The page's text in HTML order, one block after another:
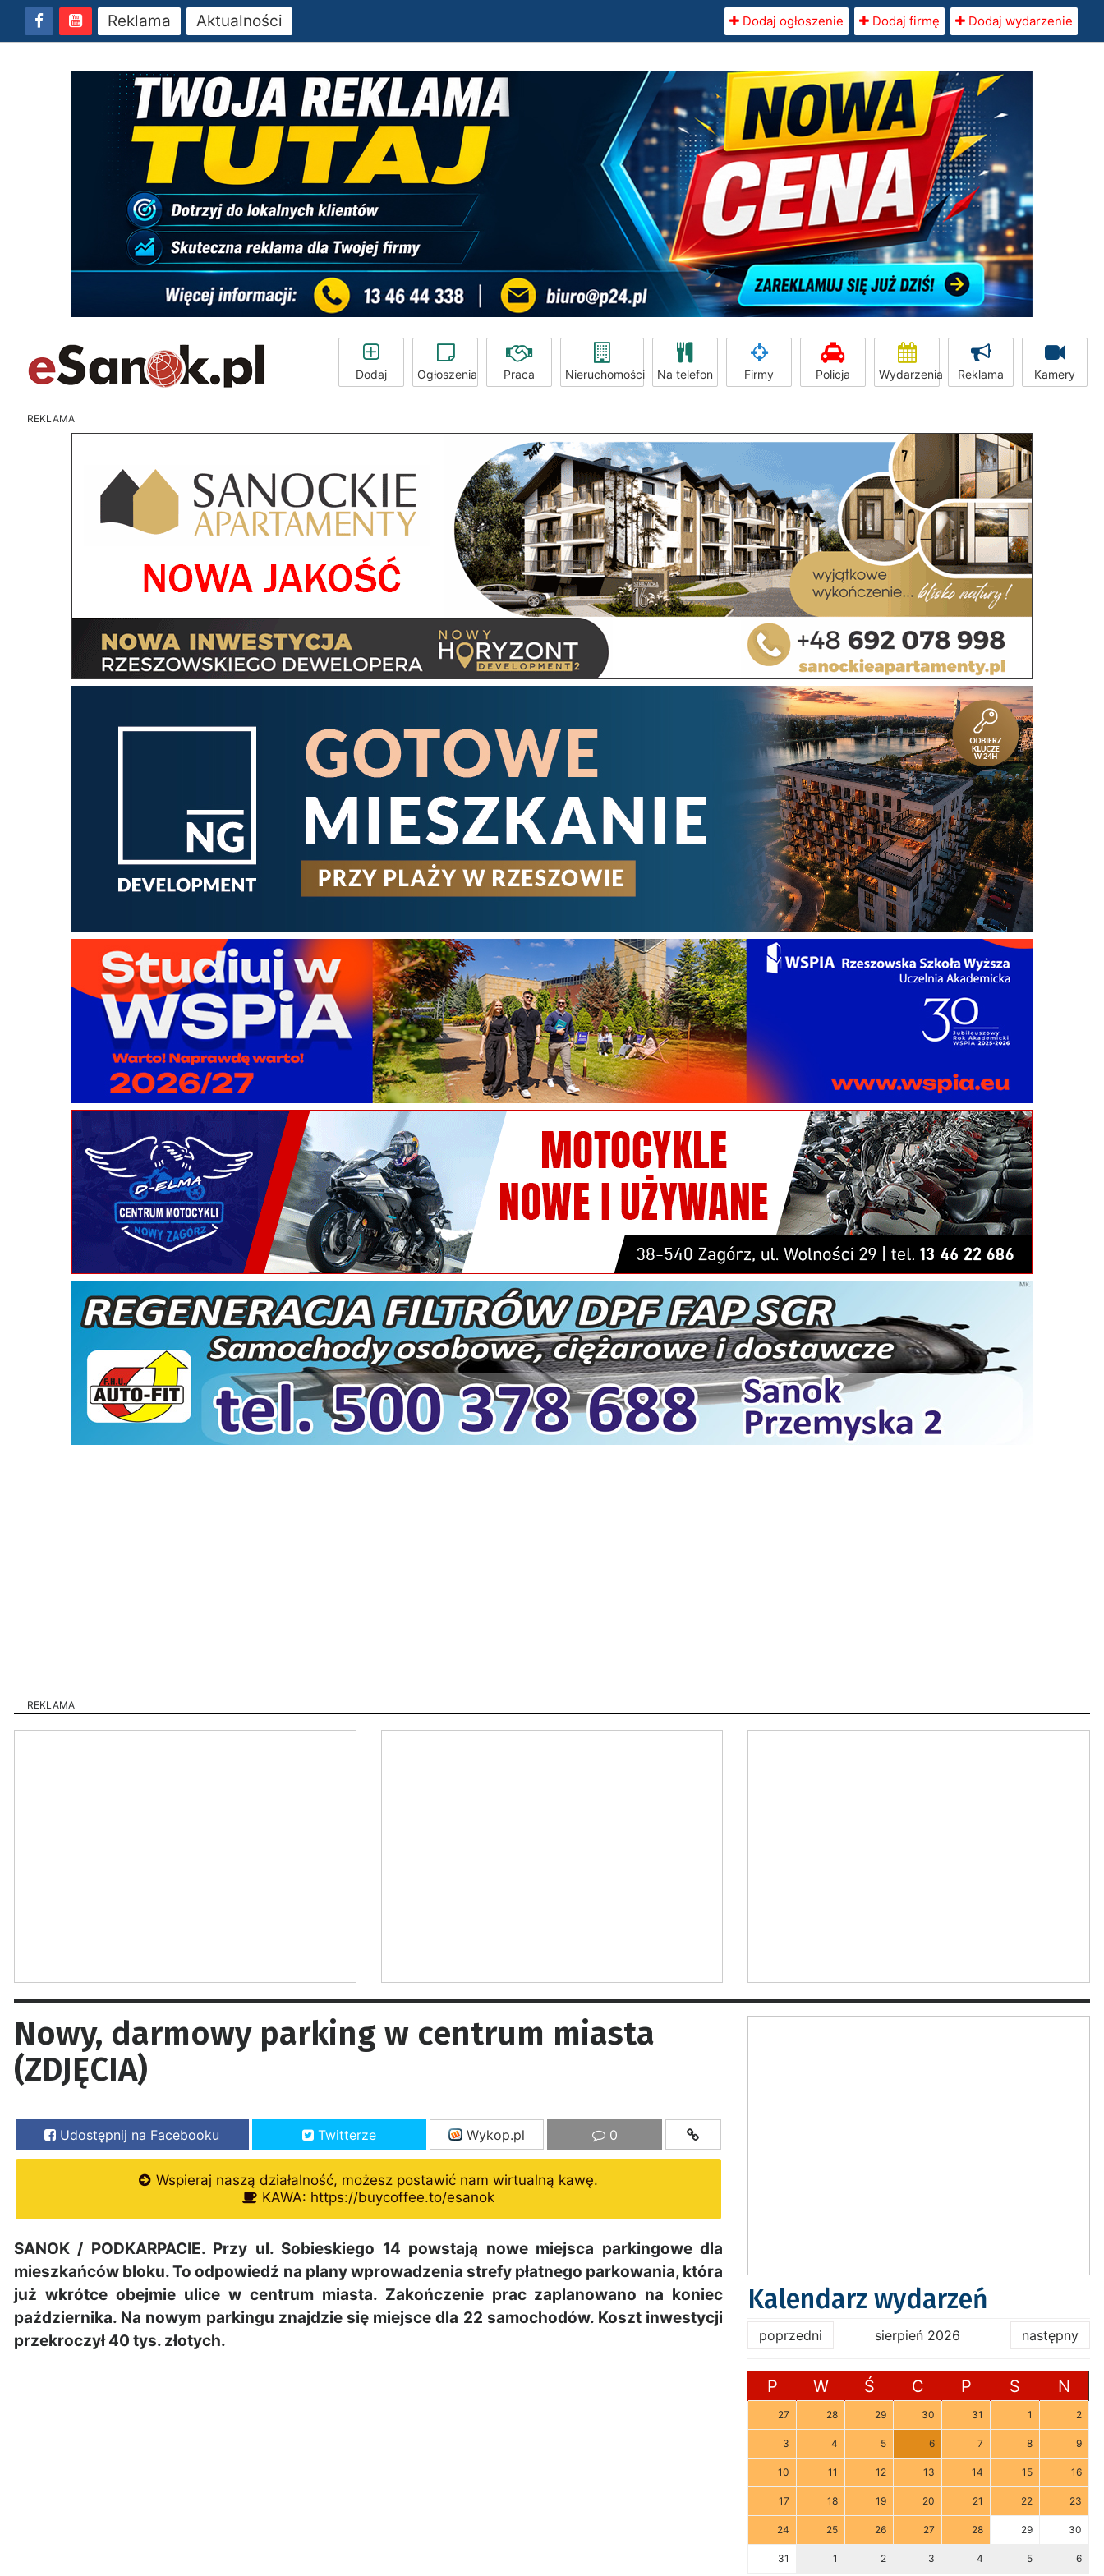
Reklama Aktualności Dodaj ogłoszenie Dodaj firmę Dodaj wydarzenie
Dodaj Ogłoszenia Praca Nieruchomości Na telefon Firmy Policja Wydarzenia Reklama Kamery
REKLAMA
REKLAMA
Nowy, darmowy parking w centrum miasta
(ZDJĘCIA)
Udostępnij na Facebooku Twitterze Wykop.pl 0
Wspieraj naszą działalność, możesz postawić nam wirtualną kawę.
KAWA: https://buycoffee.to/esanok
SANOK / PODKARPACIE. Przy ul. Sobieskiego 14 powstają nowe miejsca parkingowe dla
mieszkańców bloku. To odpowiedź na plany wprowadzenia strefy płatnego parkowania, która
już wkrótce obejmie ulice w centrum miasta. Zakończenie prac zaplanowano na koniec
października. Na nowym parkingu znajdzie się miejsce dla 22 samochodów. Koszt inwestycji
przekroczył 40 tys. złotych.
Kalendarz wydarzeń
poprzedni sierpień 2026 następny
P W Ś C P S N
27 28 29 30 31 1 2
3 4 5 6 7 8 9
10 11 12 13 14 15 16
17 18 19 20 21 22 23
24 25 26 27 28 29 30
31 1 2 3 4 5 6